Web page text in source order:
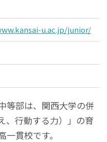
u.ac.jp/junior/
等部は、関西大学の併
、行動する力）」の育
貫校です。